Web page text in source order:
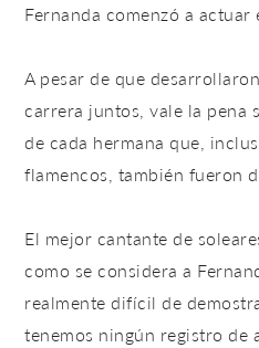
Fernanda comenzó a
A pesar de que
carrera juntos, vale la pena
de cada hermana que,
flamencos, también fueron
El mejor cantante de
como se considera a
realmente difícil de
tenemos ningún registro de